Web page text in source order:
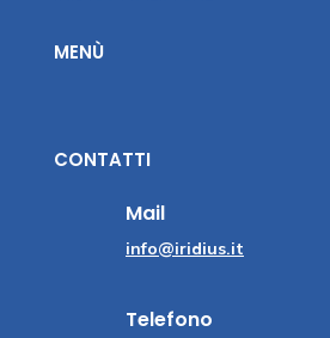
MENÙ
CONTATTI
Mail
info@iridius.it
Telefono